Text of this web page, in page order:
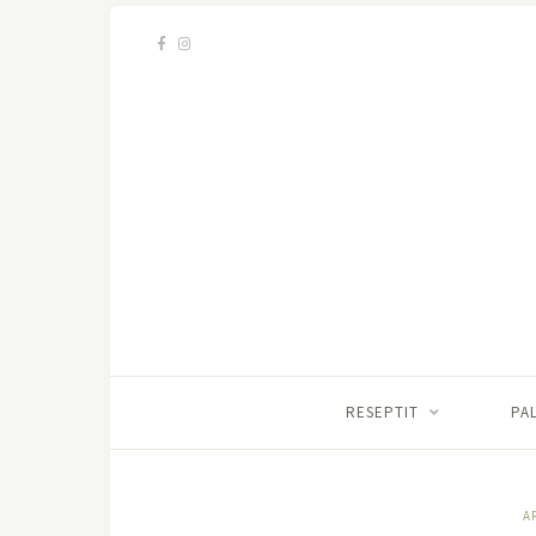
RESEPTIT